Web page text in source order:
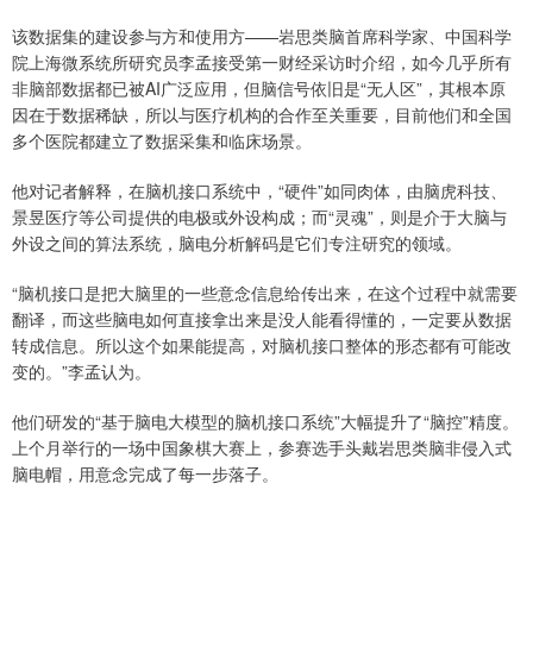
该数据集的建设参与方和使用方——岩思类脑首席科学家、中国科学
院上海微系统所研究员李孟接受第一财经采访时介绍，如今几乎所有
非脑部数据都已被AI广泛应用，但脑信号依旧是“无人区”，其根本原
因在于数据稀缺，所以与医疗机构的合作至关重要，目前他们和全国
多个医院都建立了数据采集和临床场景。
他对记者解释，在脑机接口系统中，“硬件”如同肉体，由脑虎科技、
景昱医疗等公司提供的电极或外设构成；而“灵魂”，则是介于大脑与
外设之间的算法系统，脑电分析解码是它们专注研究的领域。
“脑机接口是把大脑里的一些意念信息给传出来，在这个过程中就需要
翻译，而这些脑电如何直接拿出来是没人能看得懂的，一定要从数据
转成信息。所以这个如果能提高，对脑机接口整体的形态都有可能改
变的。”李孟认为。
他们研发的“基于脑电大模型的脑机接口系统”大幅提升了“脑控”精度。
上个月举行的一场中国象棋大赛上，参赛选手头戴岩思类脑非侵入式
脑电帽，用意念完成了每一步落子。